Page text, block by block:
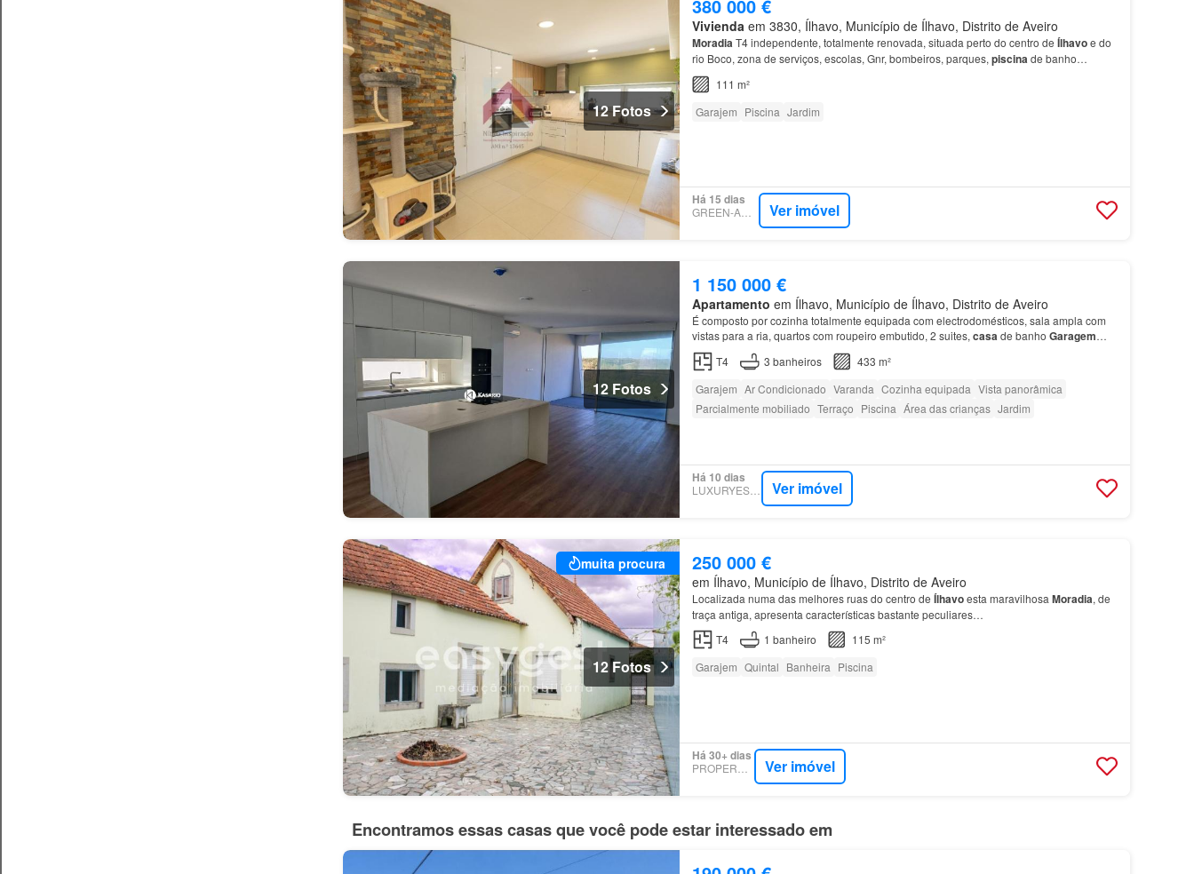
12 Fotos
380 000 €
Vivienda em 3830, Ílhavo, Município de Ílhavo, Distrito de Aveiro
MoradiaT4 independente, totalmente renovada, situada perto do centro de Ílhavoe do
rio Boco, zona de serviços, escolas, Gnr, bombeiros, parques, piscinade banho
completa Características específicas -1 andar -136 m² área br…
111 m²
Garajem Piscina Jardim
Há 15 dias
GREEN-ACRES Ver imóvel
12 Fotos
1 150 000 €
Apartamento em Ílhavo, Município de Ílhavo, Distrito de Aveiro
É composto por cozinha totalmente equipada com electrodomésticos, sala ampla com
vistas para a ria, quartos com roupeiro embutido, 2 suites, casade banho Garagem
fechada na cave com 55 m2…
T4 3 banheiros
433 m²
Garajem Ar Condicionado Varanda Cozinha equipada Vista panorâmica
Parcialmente mobiliado Terraço Piscina Área das crianças Jardim
Há 10 dias
LUXURYESTATE Ver imóvel
muita procura
12 Fotos
250 000 €
em Ílhavo, Município de Ílhavo, Distrito de Aveiro
Localizada numa das melhores ruas do centro de Ílhavoesta maravilhosa Moradia, de
traça antiga, apresenta características bastante peculiares…
T4
1 banheiro
115 m²
Garajem Quintal Banheira Piscina
Há 30+ dias
Ver imóvel
Encontramos essas casas que você pode estar interessado em